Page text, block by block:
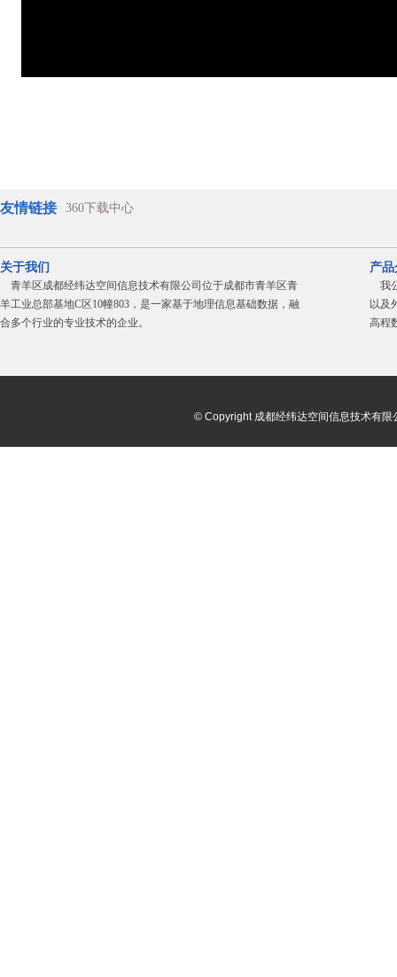
友情链接 360下载中心
关于我们
青羊区成都经纬达空间信息技术有限公司位于成都市青羊区青
羊工业总部基地C区10幢803，是一家基于地理信息基础数据，融
合多个行业的专业技术的企业。
产
我
以及
高程
© Copyright 成都经纬达空间信息技术有限